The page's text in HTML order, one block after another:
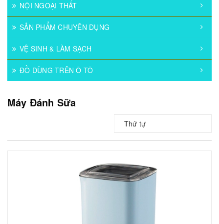
NỘI NGOẠI THẤT
SẢN PHẨM CHUYÊN DỤNG
VỆ SINH & LÀM SẠCH
ĐỒ DÙNG TRÊN Ô TÔ
Máy Đánh Sữa
Thứ tự